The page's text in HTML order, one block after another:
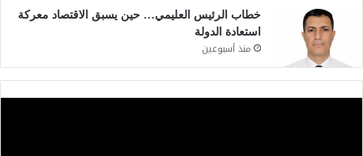
خطاب الرئيس العليمي… حين يسبق الاقتصاد معركة
استعادة الدولة
منذ أسبوعين